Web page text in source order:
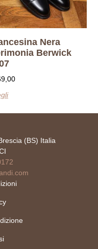
Nera
Berwick
(BS) Italia